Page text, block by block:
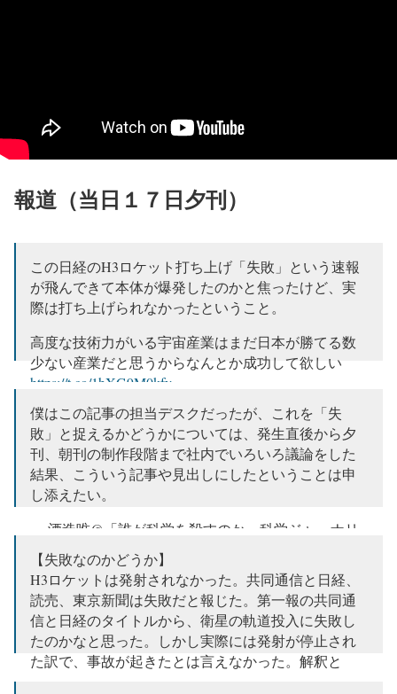
報道（当日１７日夕刊）
この日経のH3ロケット打ち上げ「失敗」という速報
が飛んできて本体が爆発したのかと焦ったけど、実
際は打ち上げられなかったということ。
高度な技術力がいる宇宙産業はまだ日本が勝てる数
少ない産業だと思うからなんとか成功して欲しい
https://t.co/1hXG9M0kfy
— 「都市計画のお知らせ」@YouTube (@OSAPCO1)
February 17, 2023
僕はこの記事の担当デスクだったが、これを「失
敗」と捉えるかどうかについては、発生直後から夕
刊、朝刊の制作段階まで社内でいろいろ議論をした
結果、こういう記事や見出しにしたということは申
し添えたい。
— 酒造唯@「誰が科学を殺すのか」科学ジャーナリ
スト賞2020を受賞 (@yuishuzo)
【失敗なのかどうか】
H3ロケットは発射されなかった。共同通信と日経、
読売、東京新聞は失敗だと報じた。第一報の共同通
信と日経のタイトルから、衛星の軌道投入に失敗し
たのかなと思った。しかし実際には発射が停止され
た訳で、事故が起きたとは言えなかった。解釈と